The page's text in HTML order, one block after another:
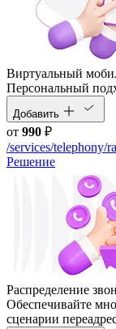
Виртуальный
Персональный
Добавить
от 990 ₽
/services/telephony/
Решение
Распределение
Обеспечивайте
сценарии